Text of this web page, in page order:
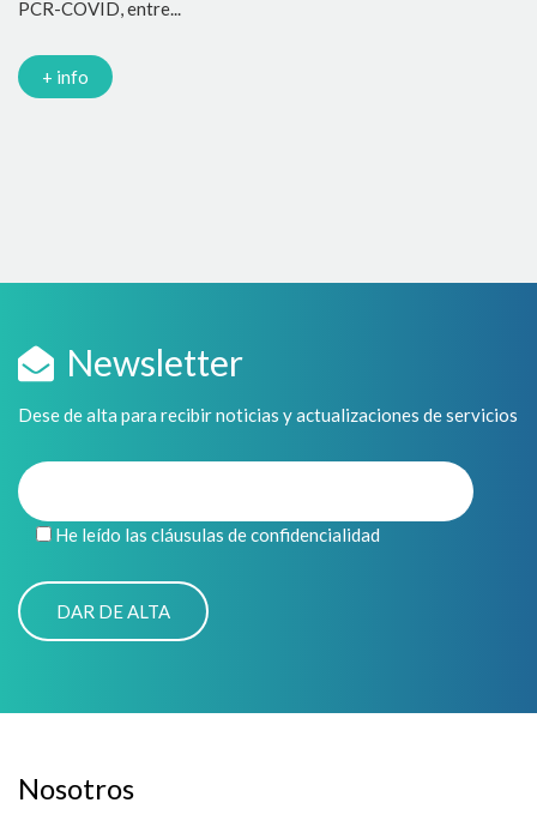
Newsletter
Dese de alta para recibir noticias y actualizaciones de servicios
He leído las cláusulas de confidencialidad
Nosotros